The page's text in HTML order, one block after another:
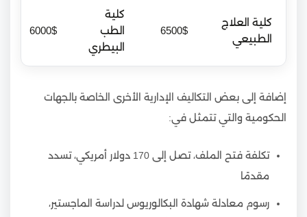
كلية العلاج
الطبيعي
6500$
كلية
الطب
البيطري
6000$
إضافة إلى بعض التكاليف الإدارية الأخرى الخاصة بالجهات
الحكومية والتي تتمثل في:
تكلفة فتح الملف، تصل إلى 170 دولار أمريكي، تسدد
مقدمًا
رسوم معادلة شهادة البكالوريوس لدراسة الماجستير،